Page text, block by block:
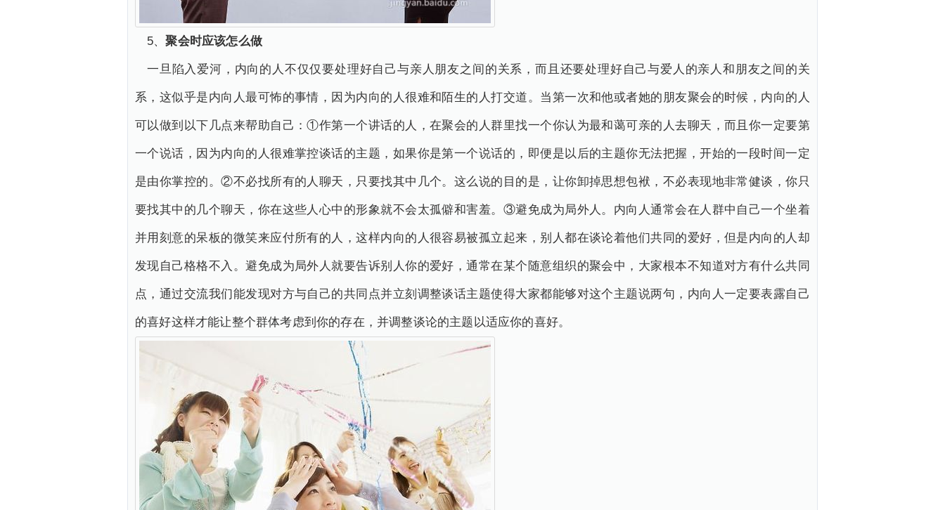
5、聚会时应该怎么做
一旦陷入爱河，内向的人不仅仅要处理好自己与亲人朋友之间的关系，而且还要处理好自己与爱人的亲人和朋友之间的关
系，这似乎是内向人最可怖的事情，因为内向的人很难和陌生的人打交道。当第一次和他或者她的朋友聚会的时候，内向的人
可以做到以下几点来帮助自己：①作第一个讲话的人，在聚会的人群里找一个你认为最和蔼可亲的人去聊天，而且你一定要第
一个说话，因为内向的人很难掌控谈话的主题，如果你是第一个说话的，即便是以后的主题你无法把握，开始的一段时间一定
是由你掌控的。②不必找所有的人聊天，只要找其中几个。这么说的目的是，让你卸掉思想包袱，不必表现地非常健谈，你只
要找其中的几个聊天，你在这些人心中的形象就不会太孤僻和害羞。③避免成为局外人。内向人通常会在人群中自己一个坐着
并用刻意的呆板的微笑来应付所有的人，这样内向的人很容易被孤立起来，别人都在谈论着他们共同的爱好，但是内向的人却
发现自己格格不入。避免成为局外人就要告诉别人你的爱好，通常在某个随意组织的聚会中，大家根本不知道对方有什么共同
点，通过交流我们能发现对方与自己的共同点并立刻调整谈话主题使得大家都能够对这个主题说两句，内向人一定要表露自己
的喜好这样才能让整个群体考虑到你的存在，并调整谈论的主题以适应你的喜好。